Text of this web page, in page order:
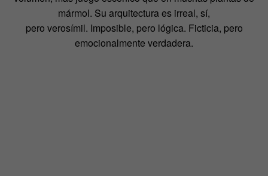
mármol. Su arquitectura es irreal, sí,
pero verosímil. Imposible, pero lógica. Ficticia, pero
emocionalmente verdadera.